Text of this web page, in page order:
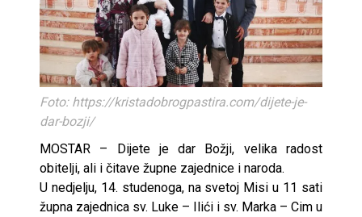
Foto: https://kristadobrogpastira.com/dijete-je-
dar-bozji/
MOSTAR – Dijete je dar Božji, velika radost
obitelji, ali i čitave župne zajednice i naroda.
U nedjelju, 14. studenoga, na svetoj Misi u 11 sati
župna zajednica sv. Luke – Ilići i sv. Marka – Cim u